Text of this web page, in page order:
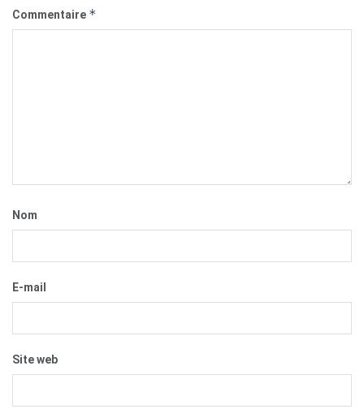
Commentaire *
Nom
E-mail
Site web